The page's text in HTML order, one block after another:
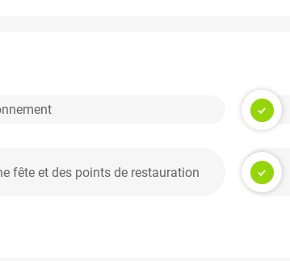
fête et des points de restauration